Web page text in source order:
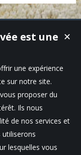
✕
est une
une expérience
sur notre site.
proposer du
Ils nous
de nos services et
lesquelles vous